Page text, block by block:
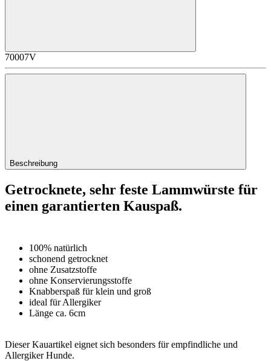
70007V
Beschreibung
Getrocknete, sehr feste Lammwürste für
einen garantierten Kauspaß.
100% natürlich
schonend getrocknet
ohne Zusatzstoffe
ohne Konservierungsstoffe
Knabberspaß für klein und groß
ideal für Allergiker
Länge ca. 6cm
Dieser Kauartikel eignet sich besonders für empfindliche und
Allergiker Hunde.